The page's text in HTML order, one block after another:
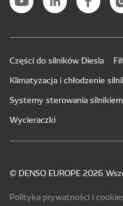
Części do silników Diesla
Klimatyzacja i chłodzenie
Systemy sterowania
Wycieraczki
© DENSO EUROPE 2026
Polityka prywatności i